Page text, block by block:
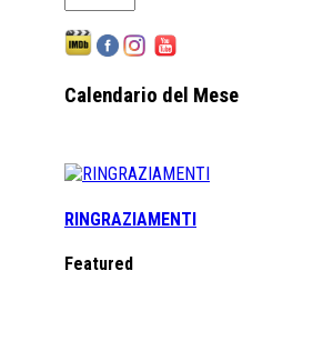
Calendario del Mese
RINGRAZIAMENTI
Featured